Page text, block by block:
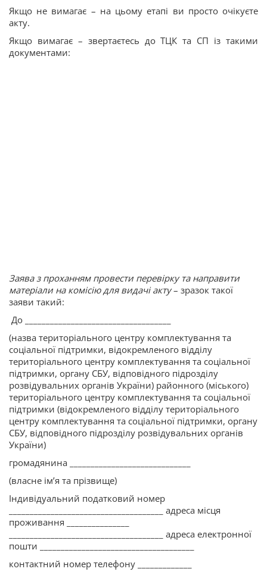
Якщо не вимагає – на цьому етапі ви просто очікуєте
акту.
Якщо вимагає – звертаєтесь до ТЦК та СП із такими
документами:
Заява з проханням провести перевірку та направити
матеріали на комісію для видачі акту– зразок такої
заяви такий:
До ___________________________________
(назва територіального центру комплектування та
соціальної підтримки, відокремленого відділу
територіального центру комплектування та соціальної
підтримки, органу СБУ, відповідного підрозділу
розвідувальних органів України) районного (міського)
територіального центру комплектування та соціальної
підтримки (відокремленого відділу територіального
центру комплектування та соціальної підтримки, органу
СБУ, відповідного підрозділу розвідувальних органів
України)
громадянина _____________________________
(власне ім’я та прізвище)
Індивідуальний податковий номер
_____________________________________ адреса місця
проживання _______________
_____________________________________ адреса електронної
пошти _____________________________________
контактний номер телефону _____________